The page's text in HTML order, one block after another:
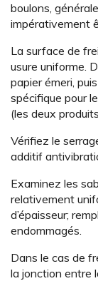
boulons,
impérativement
La surface de
usure uniforme.
papier émeri,
spécifique pour
(les deux
Vérifiez le
additif
Examinez les
relativement
d’épaisseur;
endommagés.
Dans le cas de
la jonction entre